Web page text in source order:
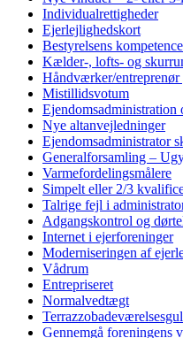
Individualrettigheder
Ejerlejlighedskort
Bestyrelsens
Kælder-, lofts- og
Håndværker/entreprenør
Mistillidsvotum
Ejendomsadministration
Nye altanvejledninger
Ejendomsadministrator
Generalforsamling –
Varmefordelingsmålere
Simpelt eller 2/3
Talrige fejl i
Adgangskontrol og
Internet i ejerforeninger
Moderniseringen af
Vådrum
Entrepriseret
Normalvedtægt
Gennemgå foreningens